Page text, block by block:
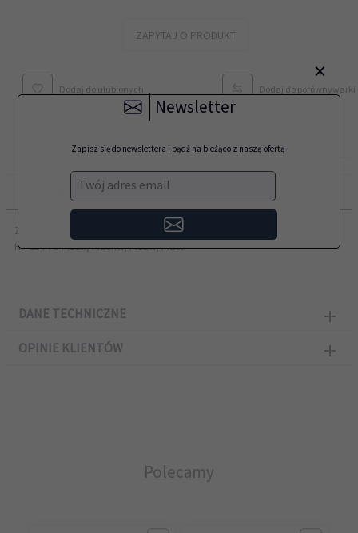
ZAPYTAJ O PRODUKT
Dodaj do ulubionych Dodaj do porównywarki
OPIS PRODUKTU
Zamiennik HP przeznaczony do modeli:
HP LJ Pro M12a, M26nw, M12w, M26a
DANE TECHNICZNE
OPINIE KLIENTÓW
Polecamy
×
Newsletter
Zapisz się do newslettera i bądź na bieżąco z naszą ofertą
Twój adres email